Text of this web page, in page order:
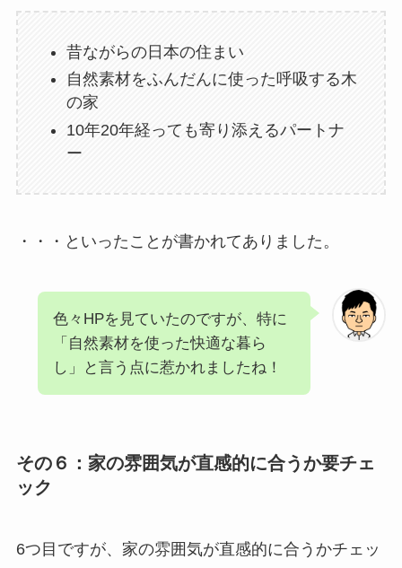
昔ながらの日本の住まい
自然素材をふんだんに使った呼吸する木
の家
10年20年経っても寄り添えるパートナ
ー
・・・といったことが書かれてありました。
色々HPを見ていたのですが、特に
「自然素材を使った快適な暮ら
し」と言う点に惹かれましたね！
その６：家の雰囲気が直感的に合うか要チェ
ック
6つ目ですが、家の雰囲気が直感的に合うかチェッ